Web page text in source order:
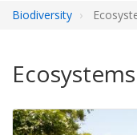
Biodiversity
Ecosystems